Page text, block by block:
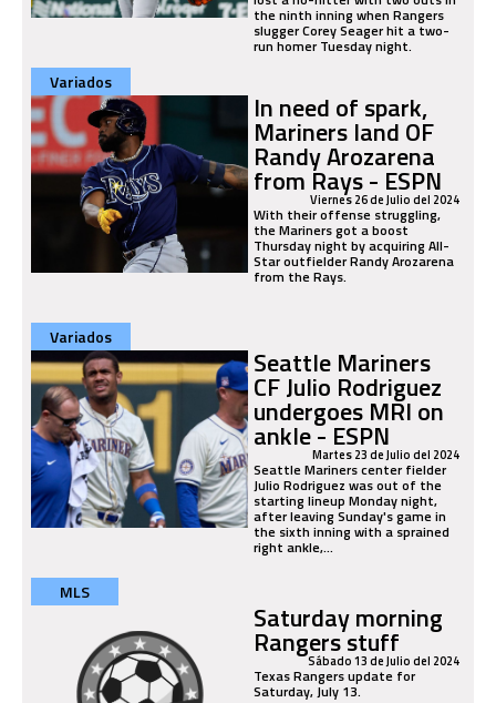
the ninth inning when Rangers
slugger Corey Seager hit a two-
run homer Tuesday night.
Variados
In need of spark,
Mariners land OF
Randy Arozarena
from Rays - ESPN
Viernes 26 de Julio del 2024
With their offense struggling,
the Mariners got a boost
Thursday night by acquiring All-
Star outfielder Randy Arozarena
from the Rays.
Variados
Seattle Mariners
CF Julio Rodriguez
undergoes MRI on
ankle - ESPN
Martes 23 de Julio del 2024
Seattle Mariners center fielder
Julio Rodriguez was out of the
starting lineup Monday night,
after leaving Sunday's game in
the sixth inning with a sprained
right ankle,...
MLS
Saturday morning
Rangers stuff
Sábado 13 de Julio del 2024
Texas Rangers update for
Saturday, July 13.